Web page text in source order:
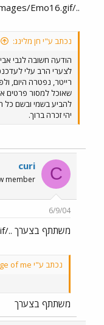
../images/Emo16.gif
נכתב ע"י חן מלינג:
הודעה חשובה לגבי
לצערי הרב עלי
רייטר, נפטרה היום,
שאוכל למסור פרטים
להביע בשמי ובשם כל
יהי זכרה ברוך.
C
curi
member
6/9/04
משתתף בצערך ../images/Emo16.gif
נכתב ע"י Image of me:
משתתף בצערך